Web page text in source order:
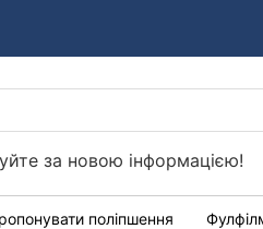
за новою інформацією!
поліпшення